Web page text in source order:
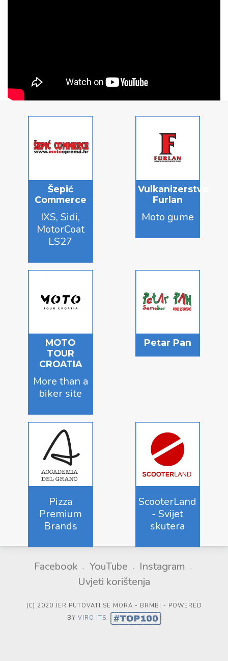
Šepić
Commerce
IXS, Sidi,
MotorCoat
LS27
Vulkanizerstvo
Furlan
Moto gume
MOTO
TOUR
CROATIA
More than a
biker site
Petar Pan
Pizza
Premium
Brands
ScooterLand
- Svijet
skutera
Facebook YouTube
Instagram
Uvjeti korištenja
(C) 2020 JER PUTOVATI SE MORA - BRMBI - POWERED
BY VIRO ITS.